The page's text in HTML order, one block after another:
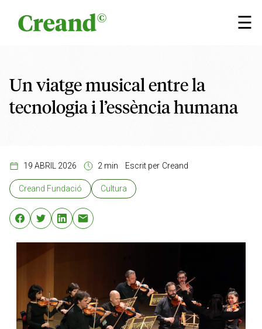
☰
×
Un viatge musical entre la
tecnologia i l’essència humana
19 ABRIL 2026 2 min Escrit per Creand
Creand Fundació Cultura